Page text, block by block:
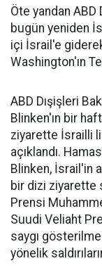
Öte yandan ABD
bugün yeniden
içi İsrail'e
Washington'ın
ABD Dışişleri
Blinken'ın bir
ziyarette İsrailli
açıklandı.
Blinken, İsrail'in
bir dizi ziyarette
Prensi
Suudi Veliaht
saygı
yönelik